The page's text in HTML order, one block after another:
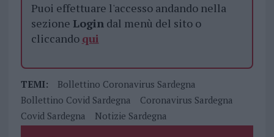
Puoi effettuare l'accesso andando nella
sezione Logindal menù del sito o
cliccando qui
TEMI:
Bollettino Coronavirus Sardegna
Bollettino Covid Sardegna
Coronavirus Sardegna
Covid Sardegna
Notizie Sardegna